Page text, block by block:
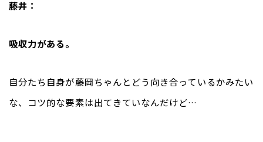
藤井：
吸収力がある。
自分たち自身が藤岡ちゃんとどう向き合っているかみたい
な、コツ的な要素は出てきていなんだけど…